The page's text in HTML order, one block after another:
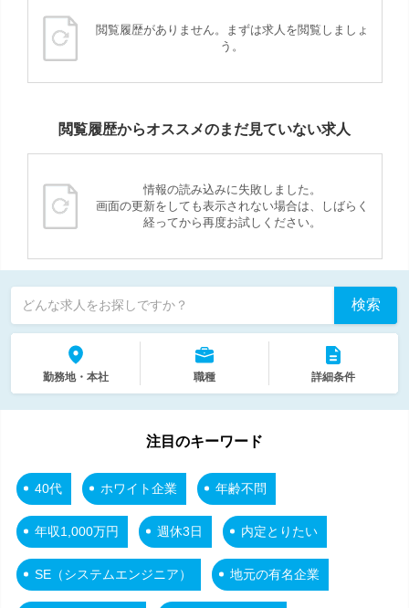
閲覧履歴がありません。まずは求人を閲覧しましょ
う。
閲覧履歴からオススメのまだ見ていない求人
情報の読み込みに失敗しました。
画面の更新をしても表示されない場合は、しばらく
経ってから再度お試しください。
どんな求人をお探しですか？ 検索
勤務地・本社 職種 詳細条件
注目のキーワード
40代 ホワイト企業 年齢不問
年収1,000万円 週休3日 内定とりたい
SE（システムエンジニア） 地元の有名企業